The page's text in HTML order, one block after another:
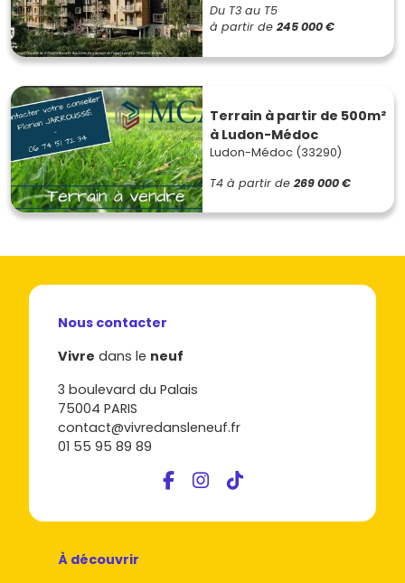
Du T3 au T5
à partir de 245 000 €
Terrain à partir de 500m²
à Ludon-Médoc
Ludon-Médoc (33290)
T4 à partir de 269 000 €
Nous contacter
Vivre dans le neuf
3 boulevard du Palais
75004 PARIS
contact@vivredansleneuf.fr
01 55 95 89 89
À découvrir